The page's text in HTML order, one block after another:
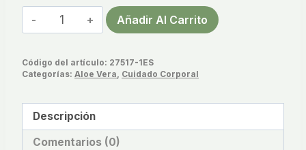
Crema
Para
Aloe
cantidad
Añadir Al Carrito
Código del artículo: 27517-1ES
Categorías: Aloe Vera, Cuidado Corporal
Descripción
Comentarios (0)